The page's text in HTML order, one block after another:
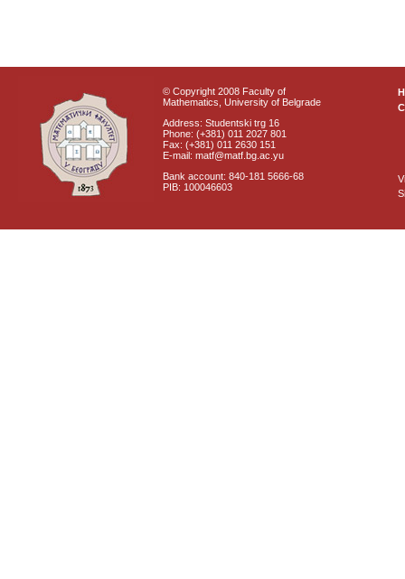
© Copyright 2008 Faculty of
Mathematics, University of Belgrade
Address: Studentski trg 16
Phone: (+381) 011 2027 801
Fax: (+381) 011 2630 151
E-mail: matf@matf.bg.ac.yu
Bank account: 840-181 5666-68
PIB: 100046603